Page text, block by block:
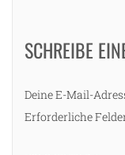
SCHREIBE
Deine E-Mail-
Erforderliche